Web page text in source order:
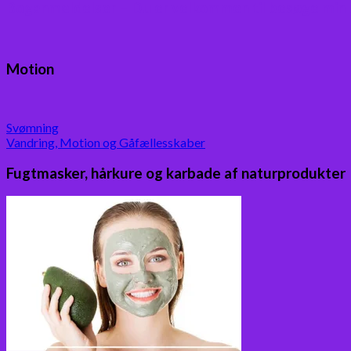
Motion
Svømning
Vandring, Motion og Gåfællesskaber
Fugtmasker, hårkure og karbade af naturprodukter